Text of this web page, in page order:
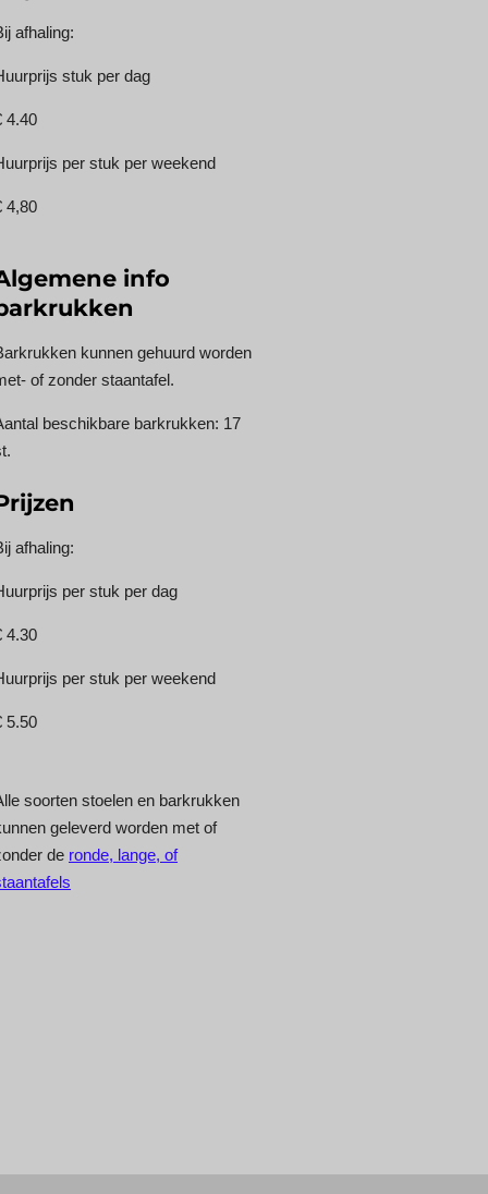
afhaling:
stuk per dag
4.40
per stuk per weekend
4,80
info
kunnen gehuurd worden
of zonder staantafel.
beschikbare barkrukken: 17
afhaling:
per stuk per dag
4.30
per stuk per weekend
5.50
soorten stoelen en barkrukken
geleverd worden met of
de ronde, lange, of